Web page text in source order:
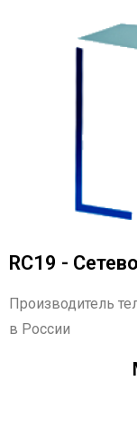
RC19 -
Производитель
в России